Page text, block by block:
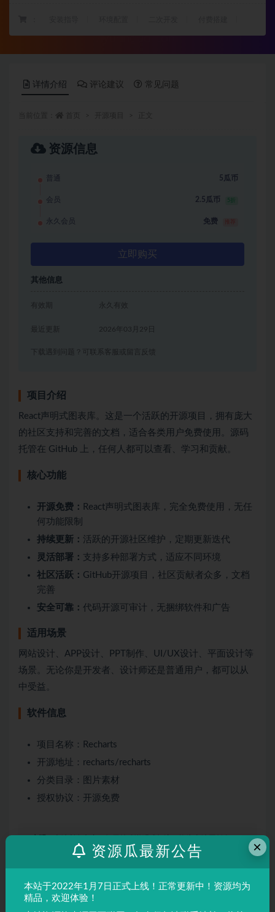
详情介绍 评论建议 常见问题
资源信息
普通 5瓜币
会员 2.5瓜币 5折
永久会员 免费
立即购买
其他信息
有效期 永久有效
2026年03月29日
下载遇到问题？可联系客服或留言反馈
项目介绍
React声明式图表库。这是一个活跃的开源项目，拥有庞大
的社区支持和完善的文档，适合各类用户免费使用。源码
托管在 GitHub 上，任何人都可以查看、学习和贡献。
核心功能
开源免费： React声明式图表库，完全免费使用，无任
何功能限制
持续更新： 活跃的开源社区维护，定期更新迭代
灵活部署： 支持多种部署方式，适应不同环境
社区活跃： GitHub开源项目，社区贡献者众多，文档
完善
安全可靠： 代码开源可审计，无捆绑软件和广告
适用场景
网站设计、APP设计、PPT制作、UI/UX设计、平面设计等
场景。无论你是开发者、设计师还是普通用户，都可以从
中受益。
软件信息
项目名称：Recharts
开源地址：recharts/recharts
分类目录：图片素材
授权协议：开源免费
布。任何个人或组织，在未征得本站同意时，禁止复制、盗用、
采集、发布本站内容到任何网站、书籍等各类媒体平台。如若本
站内容侵犯了原著者的合法权益，可联系我们进行处理。
×
资源瓜最新公告
本站于2022年1月7日正式上线！正常更新中！资源均为
精品，欢迎体验！